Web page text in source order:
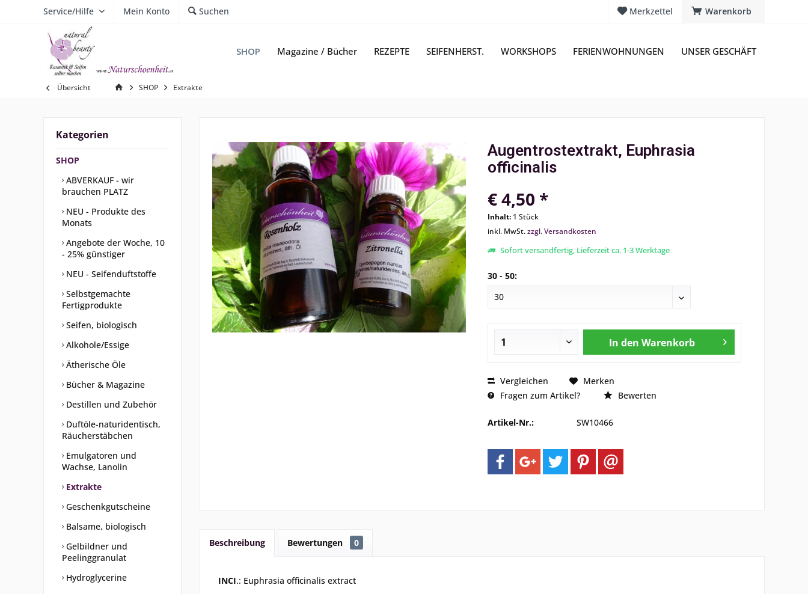
Warenkorb
Merkzettel
Service/Hilfe Mein Konto Suchen
SHOP Magazine / Bücher REZEPTE SEIFENHERST. WORKSHOPS FERIENWOHNUNGEN UNSER GESCHÄFT
Übersicht SHOP Extrakte
Kategorien
SHOP
ABVERKAUF - wir
brauchen PLATZ
NEU - Produkte des
Monats
Angebote der Woche, 10
- 25% günstiger
NEU - Seifenduftstoffe
Selbstgemachte
Fertigprodukte
Seifen, biologisch
Alkohole/Essige
Ätherische Öle
Bücher & Magazine
Destillen und Zubehör
Duftöle-naturidentisch,
Räucherstäbchen
Emulgatoren und
Wachse, Lanolin
Extrakte
Geschenkgutscheine
Balsame, biologisch
Gelbildner und
Peelinggranulat
Hydroglycerine
Augentrostextrakt, Euphrasia
officinalis
€ 4,50 *
Inhalt: 1 Stück
inkl. MwSt.zzgl. Versandkosten
Sofort versandfertig, Lieferzeit ca. 1-3 Werktage
30 - 50:
In den Warenkorb
Vergleichen
Merken
Fragen zum Artikel?
Bewerten
Artikel-Nr.: SW10466
Beschreibung Bewertungen 0
INCI.: Euphrasia officinalis extract